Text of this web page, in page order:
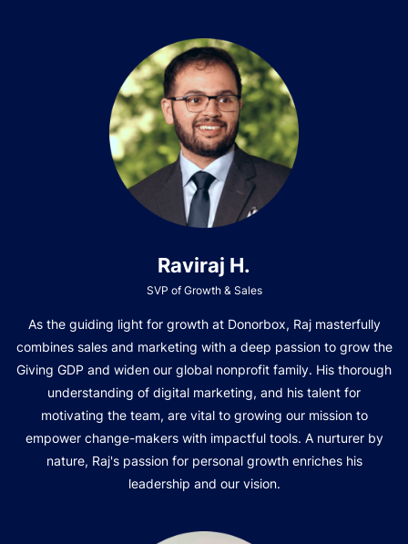
Raviraj H.
SVP of Growth & Sales
As the guiding light for growth at Donorbox, Raj masterfully
combines sales and marketing with a deep passion to grow the
Giving GDP and widen our global nonprofit family. His thorough
understanding of digital marketing, and his talent for
motivating the team, are vital to growing our mission to
empower change-makers with impactful tools. A nurturer by
nature, Raj's passion for personal growth enriches his
leadership and our vision.